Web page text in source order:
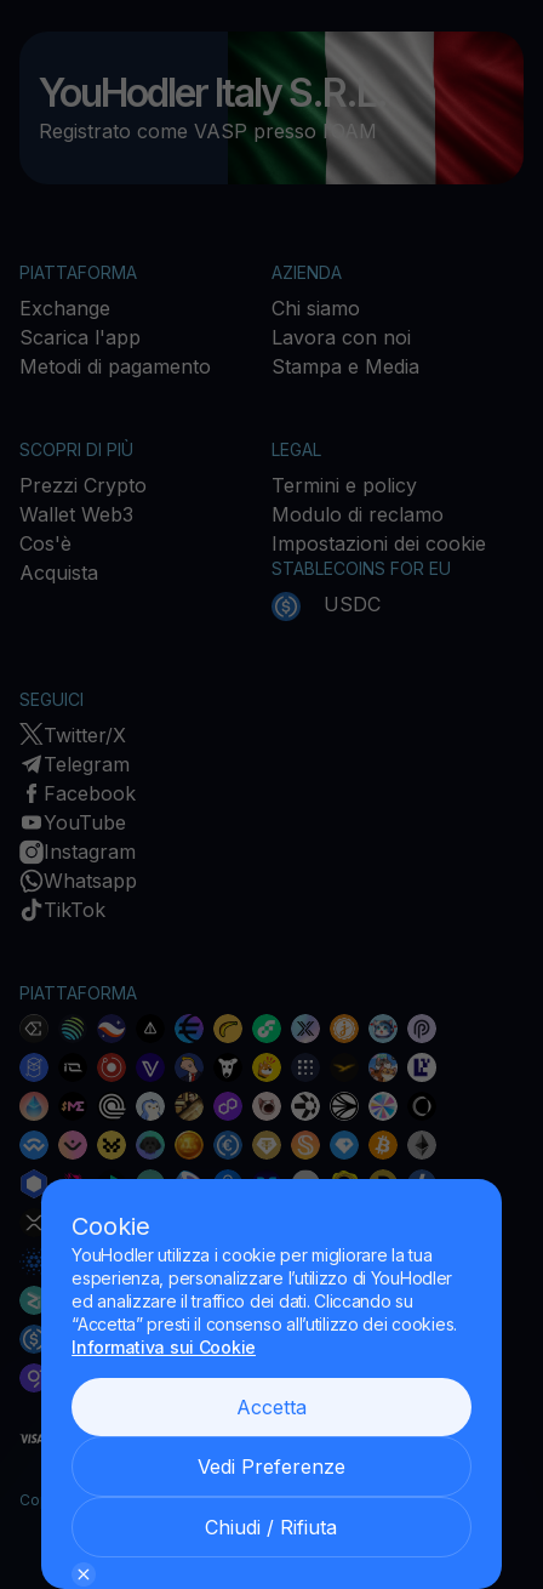
Cookie
YouHodler utilizza i cookie per migliorare la tua
esperienza, personalizzare l’utilizzo di YouHodler
ed analizzare il traffico dei dati. Cliccando su
“Accetta” presti il consenso all’utilizzo dei cookies.
Informativa sui Cookie
Accetta
Vedi Preferenze
Chiudi / Rifiuta
YouHodler Italy S.R.L.
Registrato come VASP presso l’OAM
PIATTAFORMA
Exchange
Scarica l'app
Metodi di pagamento
AZIENDA
Chi siamo
Lavora con noi
Stampa e Media
SCOPRI DI PIÙ
Prezzi Crypto
Wallet Web3
Cos'è
Acquista
LEGAL
Termini e policy
Modulo di reclamo
Impostazioni dei cookie
STABLECOINS FOR EU
USDC
SEGUICI
Twitter/X
Telegram
Facebook
YouTube
Instagram
Whatsapp
TikTok
PIATTAFORMA
Copyright YouHodler, 2026.